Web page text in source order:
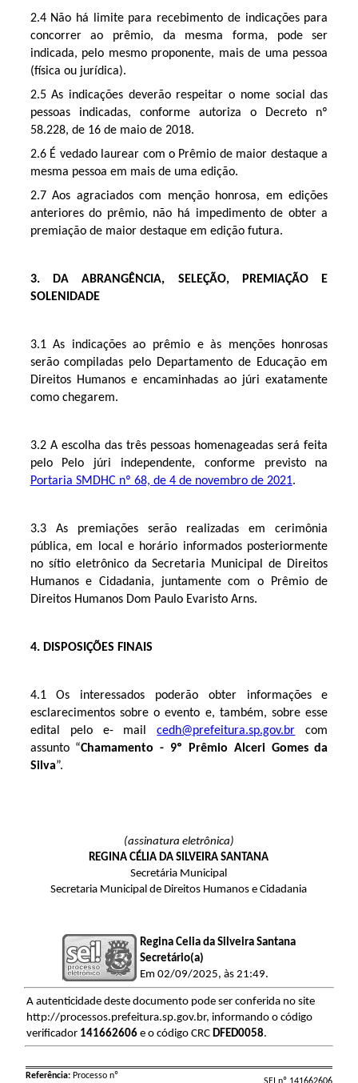
2.4 Não há limite para recebimento de indicações para
concorrer ao prêmio, da mesma forma, pode ser
indicada, pelo mesmo proponente, mais de uma pessoa
(física ou jurídica).
2.5 As indicações deverão respeitar o nome social das
pessoas indicadas, conforme autoriza o Decreto nº
58.228, de 16 de maio de 2018.
2.6 É vedado laurear com o Prêmio de maior destaque a
mesma pessoa em mais de uma edição.
2.7 Aos agraciados com menção honrosa, em edições
anteriores do prêmio, não há impedimento de obter a
premiação de maior destaque em edição futura.
3. DA ABRANGÊNCIA, SELEÇÃO, PREMIAÇÃO E
SOLENIDADE
3.1 As indicações ao prêmio e às menções honrosas
serão compiladas pelo Departamento de Educação em
Direitos Humanos e encaminhadas ao júri exatamente
como chegarem.
3.2 A escolha das três pessoas homenageadas será feita
pelo Pelo júri independente, conforme previsto na
Portaria SMDHC nº 68, de 4 de novembro de 2021.
3.3 As premiações serão realizadas em cerimônia
pública, em local e horário informados posteriormente
no sítio eletrônico da Secretaria Municipal de Direitos
Humanos e Cidadania, juntamente com o Prêmio de
Direitos Humanos Dom Paulo Evaristo Arns.
4. DISPOSIÇÕES FINAIS
4.1 Os interessados poderão obter informações e
esclarecimentos sobre o evento e, também, sobre esse
edital pelo e- mailcedh@prefeitura.sp.gov.br com
assunto “Chamamento - 9º Prêmio Alceri Gomes da
Silva”.
(assinatura eletrônica)
REGINA CÉLIA DA SILVEIRA SANTANA
Secretária Municipal
Secretaria Municipal de Direitos Humanos e Cidadania
Regina Celia da Silveira Santana
Secretário(a)
Em 02/09/2025, às 21:49.
A autenticidade deste documento pode ser conferida no site
http://processos.prefeitura.sp.gov.br, informando o código
verificador 141662606e o código CRC DFED0058.
Referência:Processo nº
SEI nº 141662606